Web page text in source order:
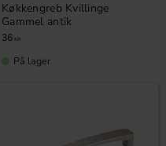
Køkkengreb Kvillinge
Gammel antik
36 KR
På lager